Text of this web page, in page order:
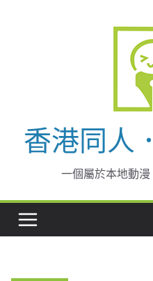
香港同人
一個屬於本地動